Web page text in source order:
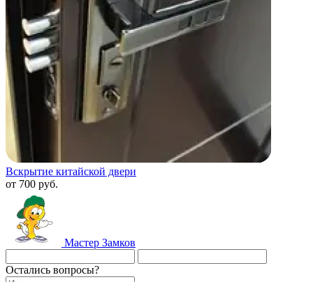
Вскрытие китайской двери
от 700 руб.
Мастер Замков
Остались вопросы?